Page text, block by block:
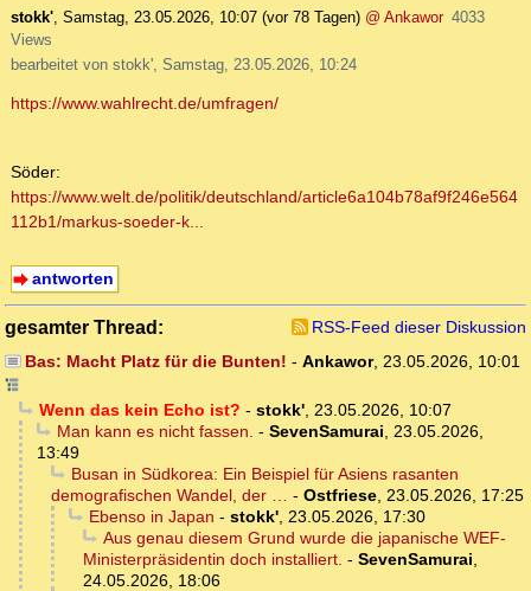
stokk', Samstag, 23.05.2026, 10:07 (vor 78 Tagen) @ Ankawor 4033
Views
bearbeitet von stokk', Samstag, 23.05.2026, 10:24
https://www.wahlrecht.de/umfragen/
Söder:
https://www.welt.de/politik/deutschland/article6a104b78af9f246e564
112b1/markus-soeder-k...
antworten
gesamter Thread:
RSS-Feed dieser Diskussion
Bas: Macht Platz für die Bunten! - Ankawor, 23.05.2026, 10:01
Wenn das kein Echo ist? - stokk', 23.05.2026, 10:07
Man kann es nicht fassen. - SevenSamurai, 23.05.2026,
13:49
Busan in Südkorea: Ein Beispiel für Asiens rasanten
demografischen Wandel, der … - Ostfriese, 23.05.2026, 17:25
Ebenso in Japan - stokk', 23.05.2026, 17:30
Aus genau diesem Grund wurde die japanische WEF-
Ministerpräsidentin doch installiert. - SevenSamurai,
24.05.2026, 18:06